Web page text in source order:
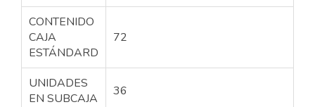
CONTENIDO
CAJA
ESTÁNDARD
72
UNIDADES
EN SUBCAJA
36